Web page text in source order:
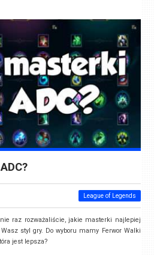
League of Legends
raz rozważaliście, jakie masterki najlepiej
styl gry. Do wyboru mamy Ferwor Walki
jest lepsza?